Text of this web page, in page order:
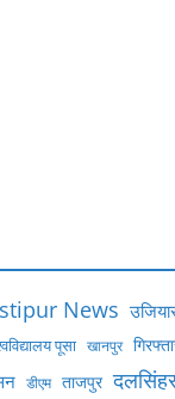
News
पूसा खानपुर
डीएम ताजपुर